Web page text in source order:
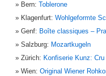
Bern: Toblerone
Klagenfurt: Wohlgeformte
Genf: Boîte classiques –
Salzburg: Mozartkugeln
Zürich: Konfiserie Kunz:
Wien: Original Wiener